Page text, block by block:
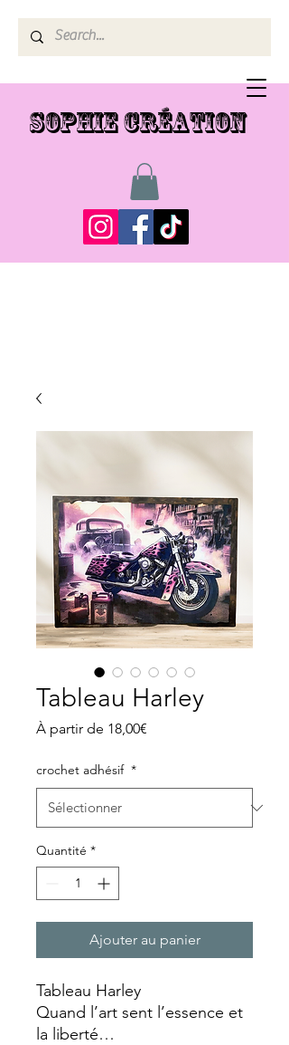
SOPHIE CRÉATION
Tableau Harley
À partir de 18,00€
crochet adhésif *
Quantité *
Ajouter au panier
Tableau Harley
Quand l’art sent l’essence et
la liberté…